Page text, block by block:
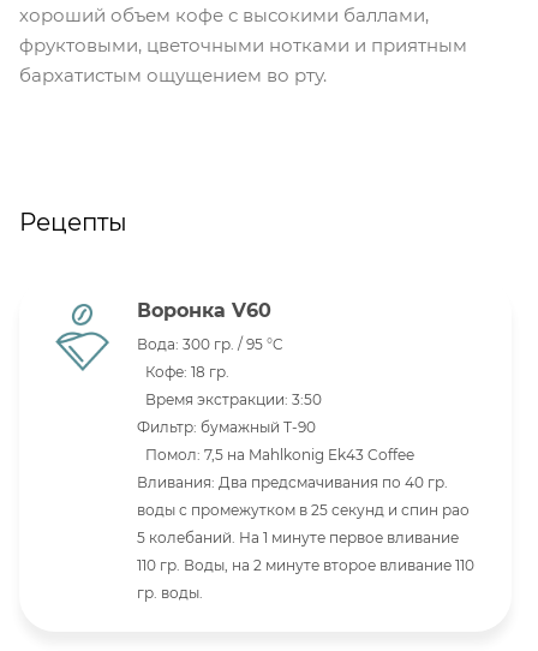
хороший объем кофе с высокими баллами,
фруктовыми, цветочными нотками и приятным
бархатистым ощущением во рту.
Рецепты
Воронка V60
Вода: 300 гр. / 95 °C
Кофе: 18 гр.
Время экстракции: 3:50
Фильтр: бумажный Т-90
Помол: 7,5 на Mahlkonig Ek43 Coffee
Вливания: Два предсмачивания по 40 гр.
воды с промежутком в 25 секунд и спин рао
5 колебаний. На 1 минуте первое вливание
110 гр. Воды, на 2 минуте второе вливание 110
гр. воды.